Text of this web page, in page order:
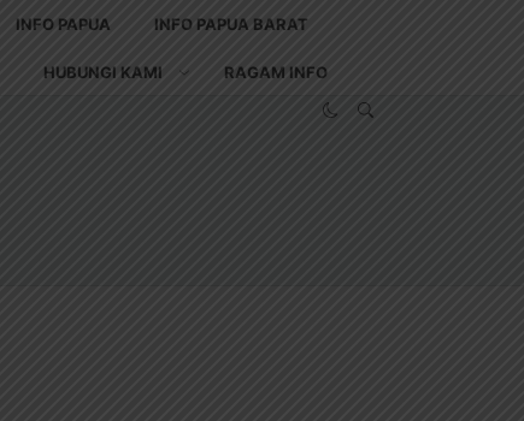
INFO PAPUA INFO PAPUA BARAT
HUBUNGI KAMI RAGAM INFO